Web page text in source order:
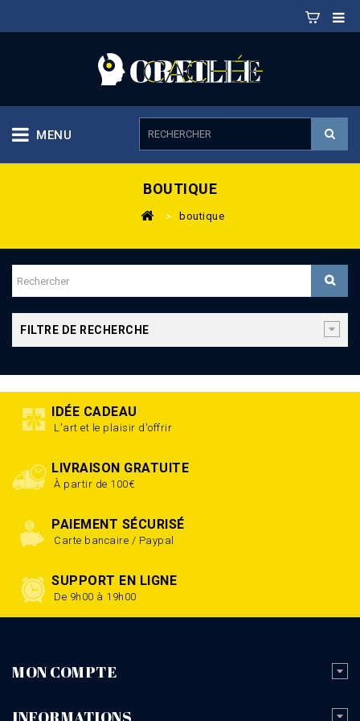
MENU
BOUTIQUE
> boutique
FILTRE DE RECHERCHE
IDÉE CADEAU
L'art et le plaisir d'offrir
LIVRAISON GRATUITE
À partir de 100€
PAIEMENT SÉCURISÉ
Carte bancaire / Paypal
SUPPORT EN LIGNE
De 9h00 à 19h00
MON COMPTE